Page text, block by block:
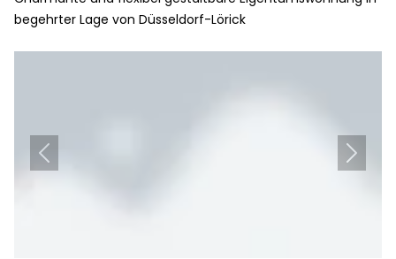
begehrter Lage von Düsseldorf-Lörick